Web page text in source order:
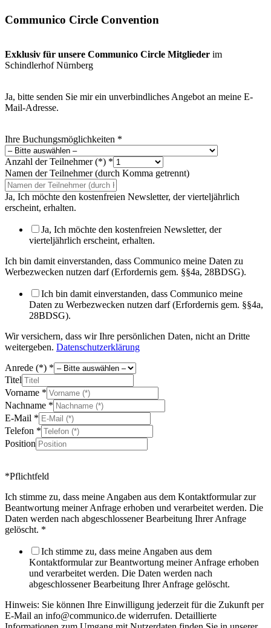
Communico Circle Convention
Exklusiv für unsere Communico Circle Mitglieder im
Schindlerhof Nürnberg
Ja, bitte senden Sie mir ein unverbindliches Angebot an meine E-
Mail-Adresse.
Ihre Buchungsmöglichkeiten *
Anzahl der Teilnehmer (*) *
Namen der Teilnehmer (durch Komma getrennt)
Ja, Ich möchte den kostenfreien Newsletter, der vierteljährlich
erscheint, erhalten.
Ja, Ich möchte den kostenfreien Newsletter, der
vierteljährlich erscheint, erhalten.
Ich bin damit einverstanden, dass Communico meine Daten zu
Werbezwecken nutzen darf (Erfordernis gem. §§4a, 28BDSG).
Ich bin damit einverstanden, dass Communico meine
Daten zu Werbezwecken nutzen darf (Erfordernis gem. §§4a,
28BDSG).
Wir versichern, dass wir Ihre persönlichen Daten, nicht an Dritte
weitergeben. Datenschutzerklärung
Anrede (*) *
Titel
Vorname *
Nachname *
E-Mail *
Telefon *
Position
*Pflichtfeld
Ich stimme zu, dass meine Angaben aus dem Kontaktformular zur
Beantwortung meiner Anfrage erhoben und verarbeitet werden. Die
Daten werden nach abgeschlossener Bearbeitung Ihrer Anfrage
gelöscht. *
Ich stimme zu, dass meine Angaben aus dem
Kontaktformular zur Beantwortung meiner Anfrage erhoben
und verarbeitet werden. Die Daten werden nach
abgeschlossener Bearbeitung Ihrer Anfrage gelöscht.
Hinweis: Sie können Ihre Einwilligung jederzeit für die Zukunft per
E-Mail an info@communico.de widerrufen. Detaillierte